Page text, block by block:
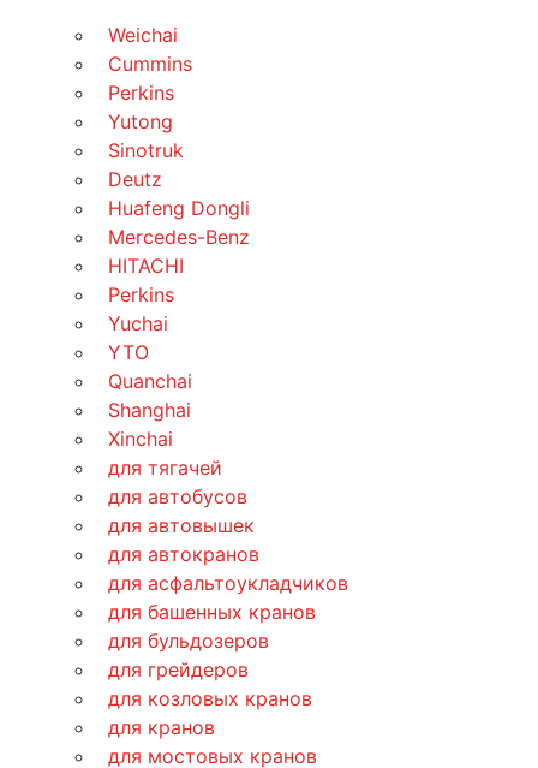
Weichai
Cummins
Perkins
Yutong
Sinotruk
Deutz
Huafeng Dongli
Mercedes-Benz
HITACHI
Perkins
Yuchai
YTO
Quanchai
Shanghai
Xinchai
для тягачей
для автобусов
для автовышек
для автокранов
для асфальтоукладчиков
для башенных кранов
для бульдозеров
для грейдеров
для козловых кранов
для кранов
для мостовых кранов